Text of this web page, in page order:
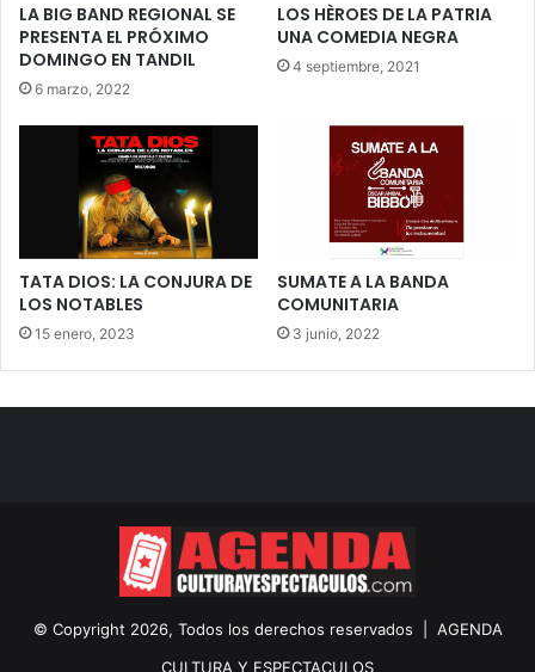
LA BIG BAND REGIONAL SE
PRESENTA EL PRÓXIMO
DOMINGO EN TANDIL
6 marzo, 2022
LOS HÈROES DE LA PATRIA
UNA COMEDIA NEGRA
4 septiembre, 2021
TATA DIOS: LA CONJURA DE
LOS NOTABLES
15 enero, 2023
SUMATE A LA BANDA
COMUNITARIA
3 junio, 2022
© Copyright 2026, Todos los derechos reservados | AGENDA
CULTURA Y ESPECTACULOS